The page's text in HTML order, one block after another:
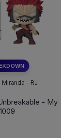
- RJ
- My
#1009